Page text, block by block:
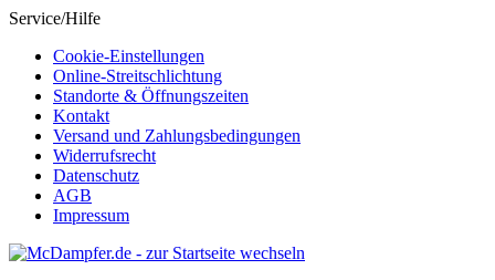
Service/Hilfe
Cookie-Einstellungen
Online-Streitschlichtung
Standorte & Öffnungszeiten
Kontakt
Versand und Zahlungsbedingungen
Widerrufsrecht
Datenschutz
AGB
Impressum